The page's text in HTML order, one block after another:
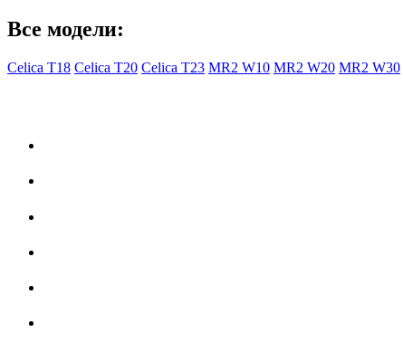
Все модели:
Celica T18 Celica T20 Celica T23 MR2 W10 MR2 W20 MR2 W30